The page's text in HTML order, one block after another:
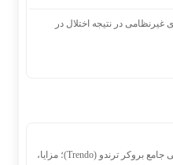
در نتیجه اختلال در
بررسی جامع بروکر ترندو (Trendo)؛ مزایا،